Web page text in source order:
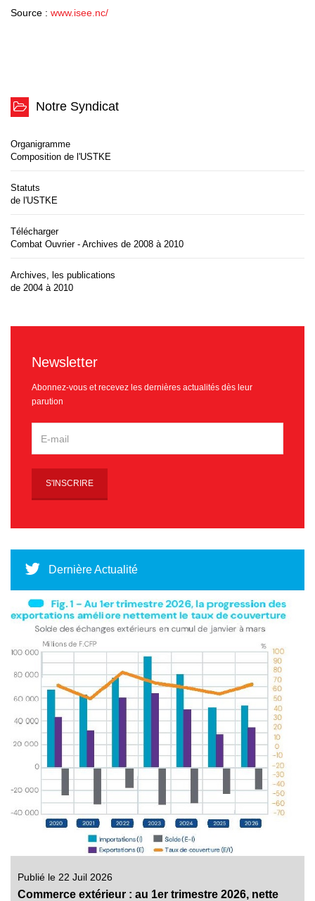
Source : www.isee.nc/
Notre Syndicat
Organigramme
Composition de l'USTKE
Statuts
de l'USTKE
Télécharger
Combat Ouvrier - Archives de 2008 à 2010
Archives, les publications
de 2004 à 2010
Newsletter
Abonnez-vous et recevez les dernières actualités dès leur
parution
Dernière Actualité
Publié le 22 Juil 2026
Commerce extérieur : au 1er trimestre 2026, nette